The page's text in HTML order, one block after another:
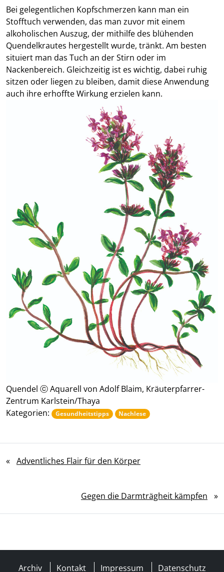
Bei gelegentlichen Kopfschmerzen kann man ein
Stofftuch verwenden, das man zuvor mit einem
alkoholischen Auszug, der mithilfe des blühenden
Quendelkrautes hergestellt wurde, tränkt. Am besten
situiert man das Tuch an der Stirn oder im
Nackenbereich. Gleichzeitig ist es wichtig, dabei ruhig
sitzen oder liegen zu bleiben, damit diese Anwendung
auch ihre erhoffte Wirkung erzielen kann.
Quendel ⓒ Aquarell von Adolf Blaim, Kräuterpfarrer-
Zentrum Karlstein/Thaya
Kategorien:
Gesundheitstipps Nachlese
« Adventliches Flair für den Körper
Gegen die Darmträgheit kämpfen »
Archiv Kontakt Impressum Datenschutz